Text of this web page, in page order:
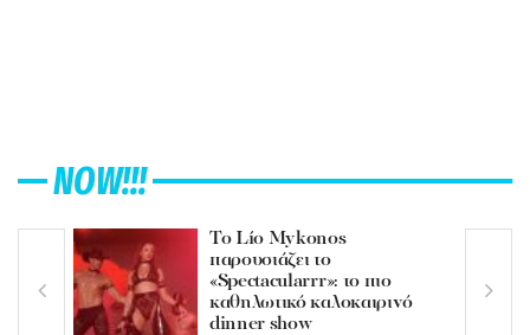
NOW!!!
Το Lío Mykonos
παρουσιάζει το
«Spectacularrr»: το πιο
καθηλωτικό καλοκαιρινό
dinner show